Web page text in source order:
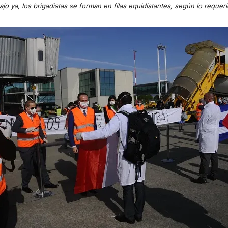
ya, los brigadistas se forman en filas equidistantes, según lo